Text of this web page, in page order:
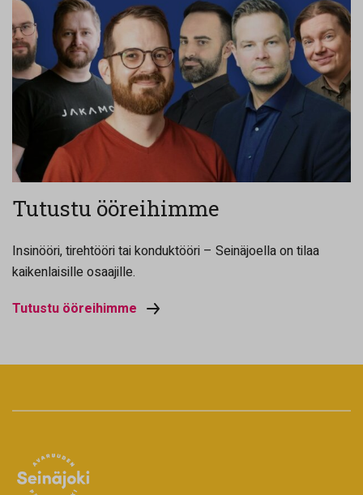
Tutustu ööreihimme
Insinööri, tirehtööri tai konduktööri – Seinäjoella on tilaa
kaikenlaisille osaajille.
Tutustu ööreihimme